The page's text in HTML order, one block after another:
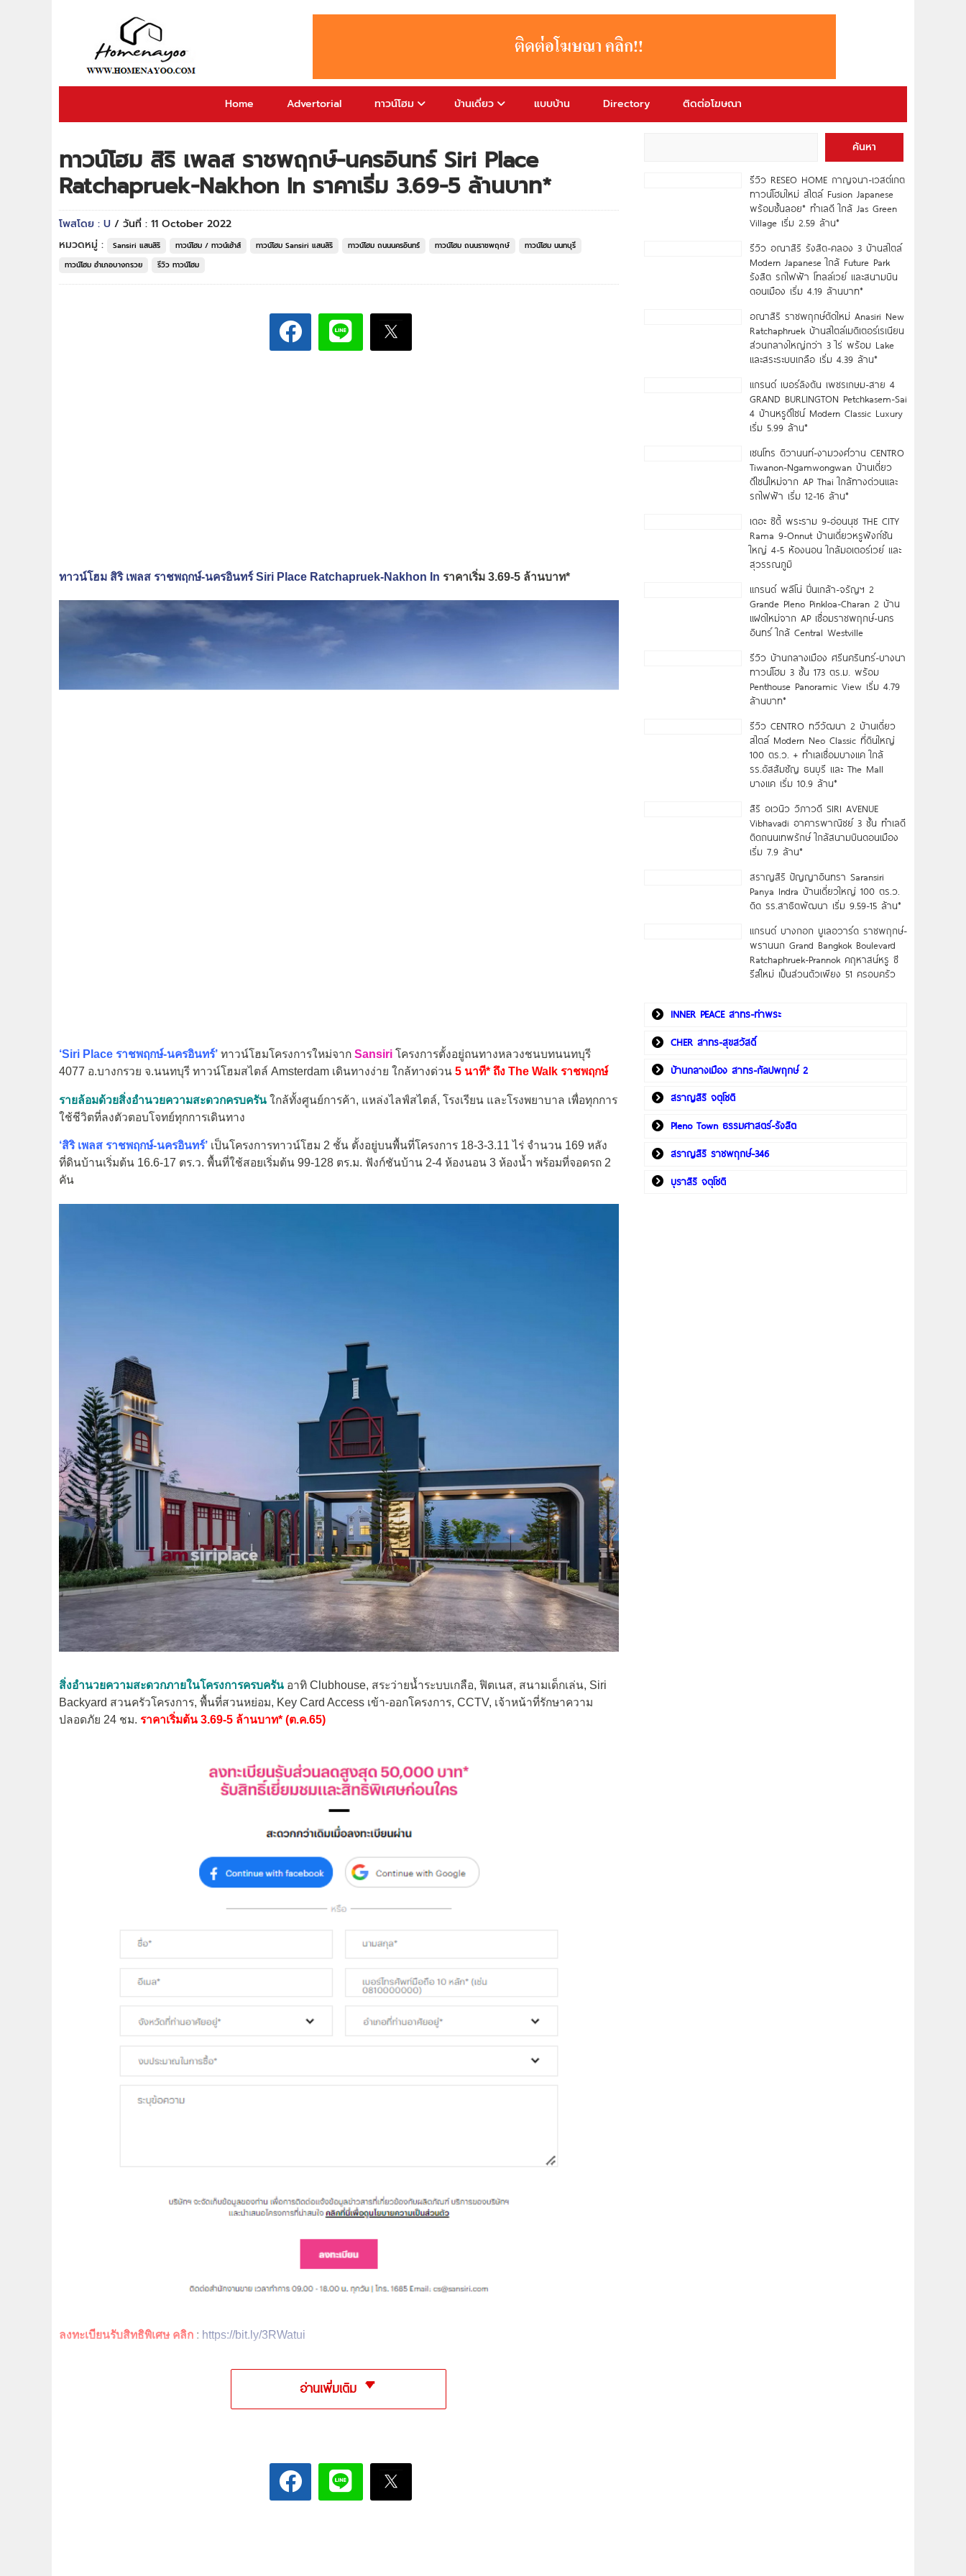
Home Advertorial ทาวน์โฮม บ้านเดี่ยว แบบบ้าน Directory ติดต่อโฆษณา
ทาวน์โฮม สิริ เพลส ราชพฤกษ์-นครอินทร์ Siri Place
Ratchapruek-Nakhon In ราคาเริ่ม 3.69-5 ล้านบาท*
โพสโดย : U / วันที่ : 11 October 2022
หมวดหมู่ :
Sansiri แสนสิริ ทาวน์โฮม / ทาวน์เฮ้าส์ ทาวน์โฮม Sansiri แสนสิริ ทาวน์โฮม ถนนนครอินทร์ ทาวน์โฮม ถนนราชพฤกษ์
ทาวน์โฮม นนทบุรี
ทาวน์โฮม อำเภอบางกรวย
รีวิว ทาวน์โฮม
ทาวน์โฮม สิริ เพลส ราชพฤกษ์-นครอินทร์ Siri Place Ratchapruek-Nakhon In ราคาเริ่ม 3.69-5 ล้านบาท*
‘Siri Place ราชพฤกษ์-นครอินทร์’ ทาวน์โฮมโครงการใหม่จาก Sansiri โครงการตั้งอยู่ถนทางหลวงชนบทนนทบุรี
4077 อ.บางกรวย จ.นนทบุรี ทาวน์โฮมสไตล์ Amsterdam เดินทางง่าย ใกล้ทางด่วน 5 นาที* ถึง The Walk ราชพฤกษ์
รายล้อมด้วยสิ่งอำนวยความสะดวกครบครัน ใกล้ทั้งศูนย์การค้า, แหล่งไลฟ์สไตล์, โรงเรียน และโรงพยาบาล เพื่อทุกการ
ใช้ชีวิตที่ลงตัวตอบโจทย์ทุกการเดินทาง
‘สิริ เพลส ราชพฤกษ์-นครอินทร์’ เป็นโครงการทาวน์โฮม 2 ชั้น ตั้งอยู่บนพื้นที่โครงการ 18-3-3.11 ไร่ จำนวน 169 หลัง
ที่ดินบ้านเริ่มต้น 16.6-17 ตร.ว. พื้นที่ใช้สอยเริ่มต้น 99-128 ตร.ม. ฟังก์ชันบ้าน 2-4 ห้องนอน 3 ห้องน้ำ พร้อมที่จอดรถ 2
คัน
สิ่งอำนวยความสะดวกภายในโครงการครบครัน อาทิ Clubhouse, สระว่ายน้ำระบบเกลือ, ฟิตเนส, สนามเด็กเล่น, Siri
Backyard สวนครัวโครงการ, พื้นที่สวนหย่อม, Key Card Access เข้า-ออกโครงการ, CCTV, เจ้าหน้าที่รักษาความ
ปลอดภัย 24 ชม. ราคาเริ่มต้น 3.69-5 ล้านบาท* (ต.ค.65)
ลงทะเบียนรับสิทธิพิเศษ คลิก : https://bit.ly/3RWatui
อ่านเพิ่มเติม
ค้นหา
รีวิว RESEO HOME กาญจนา-เวสต์เกต
ทาวน์โฮมใหม่ สไตล์ Fusion Japanese
พร้อมชั้นลอย* ทำเลดี ใกล้ Jas Green
Village เริ่ม 2.59 ล้าน*
รีวิว อณาสิริ รังสิต-คลอง 3 บ้านสไตล์
Modern Japanese ใกล้ Future Park
รังสิต รถไฟฟ้า โทลล์เวย์ และสนามบิน
ดอนเมือง เริ่ม 4.19 ล้านบาท*
อณาสิริ ราชพฤกษ์ตัดใหม่ Anasiri New
Ratchaphruek บ้านสไตล์เมดิเตอร์เรเนียน
ส่วนกลางใหญ่กว่า 3 ไร่ พร้อม Lake
และสระระบบเกลือ เริ่ม 4.39 ล้าน*
แกรนด์ เบอร์ลิงตัน เพชรเกษม-สาย 4
GRAND BURLINGTON Petchkasem-Sai
4 บ้านหรูดีไซน์ Modern Classic Luxury
เริ่ม 5.99 ล้าน*
เซนโทร ติวานนท์-งามวงศ์วาน CENTRO
Tiwanon-Ngamwongwan บ้านเดี่ยว
ดีไซน์ใหม่จาก AP Thai ใกล้ทางด่วนและ
รถไฟฟ้า เริ่ม 12-16 ล้าน*
เดอะ ซิตี้ พระราม 9-อ่อนนุช THE CITY
Rama 9-Onnut บ้านเดี่ยวหรูฟังก์ชัน
ใหญ่ 4-5 ห้องนอน ใกล้มอเตอร์เวย์ และ
สุวรรณภูมิ
แกรนด์ พลีโน่ ปิ่นเกล้า-จรัญฯ 2
Grande Pleno Pinkloa-Charan 2 บ้าน
แฝดใหม่จาก AP เชื่อมราชพฤกษ์-นคร
อินทร์ ใกล้ Central Westville
รีวิว บ้านกลางเมือง ศรีนครินทร์-บางนา
ทาวน์โฮม 3 ชั้น 173 ตร.ม. พร้อม
Penthouse Panoramic View เริ่ม 4.79
ล้านบาท*
รีวิว CENTRO ทวีวัฒนา 2 บ้านเดี่ยว
สไตล์ Modern Neo Classic ที่ดินใหญ่
100 ตร.ว. + ทำเลเชื่อมบางแค ใกล้
รร.อัสสัมชัญ ธนบุรี และ The Mall
บางแค เริ่ม 10.9 ล้าน*
สิริ อเวนิว วิภาวดี SIRI AVENUE
Vibhavadi อาคารพาณิชย์ 3 ชั้น ทำเลดี
ติดถนนเทพรักษ์ ใกล้สนามบินดอนเมือง
เริ่ม 7.9 ล้าน*
สราญสิริ ปัญญาอินทรา Saransiri
Panya Indra บ้านเดี่ยวใหญ่ 100 ตร.ว.
ดิด รร.สาธิตพัฒนา เริ่ม 9.59-15 ล้าน*
แกรนด์ บางกอก บูเลอวาร์ด ราชพฤกษ์-
พรานนก Grand Bangkok Boulevard
Ratchaphruek-Prannok คฤหาสน์หรู ซี
รีส์ใหม่ เป็นส่วนตัวเพียง 51 ครอบครัว
INNER PEACE สาทร-ท่าพระ
CHER สาทร-สุขสวัสดิ์
บ้านกลางเมือง สาทร-กัลปพฤกษ์ 2
สราญสิริ จตุโชติ
Pleno Town ธรรมศาสตร์-รังสิต
สราญสิริ ราชพฤกษ์-346
บุราสิริ จตุโชติ